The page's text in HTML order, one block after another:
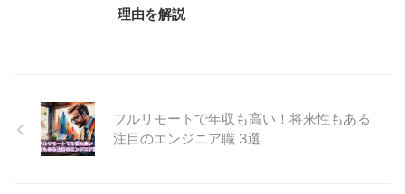
理由を解説
フルリモートで年収も高い！将来性もある
注目のエンジニア職 3選